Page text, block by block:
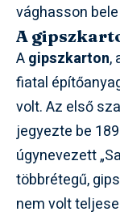
vághasson
A
Agipszkarton,
fiatal
volt. Az első
jegyezte be
úgynevezett
többrétegű,
nem volt